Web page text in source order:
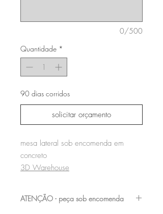
0/500
Quantidade *
90 dias corridos
solicitar orçamento
mesa lateral sob encomenda em
concreto
3D Warehouse
ATENÇÃO - peça sob encomenda